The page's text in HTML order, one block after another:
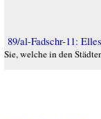
89/al-Fadschr-11:
Sie, welche in den